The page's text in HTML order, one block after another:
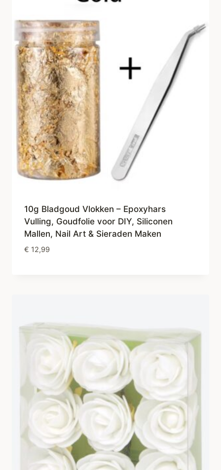
10g Bladgoud Vlokken – Epoxyhars
Vulling, Goudfolie voor DIY, Siliconen
Mallen, Nail Art & Sieraden Maken
€ 12,99